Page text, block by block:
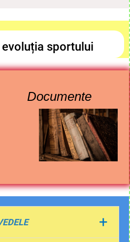
sportului
Documente
+